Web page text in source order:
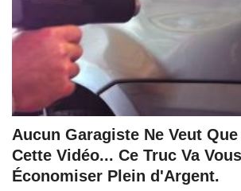
Aucun Garagiste Ne Veut
Cette Vidéo... Ce Truc Va
Économiser Plein d'Argent.